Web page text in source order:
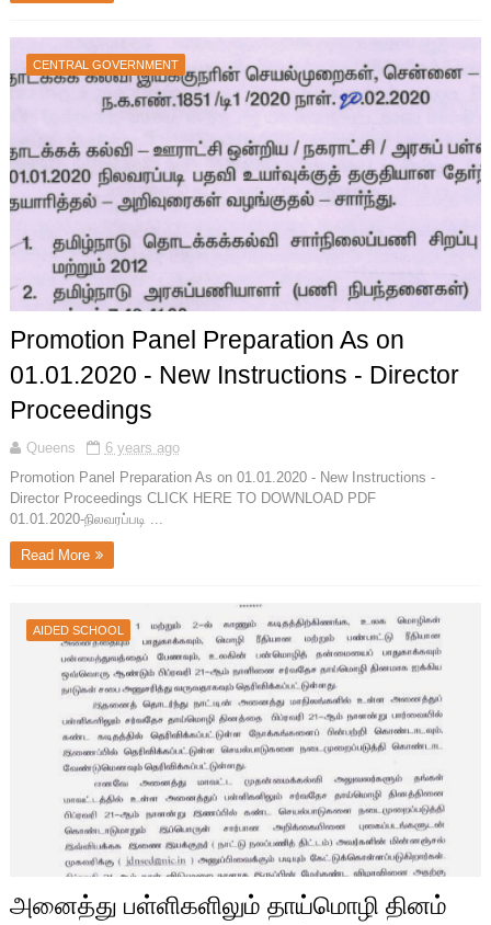
CENTRAL GOVERNMENT
Promotion Panel Preparation As on
01.01.2020 - New Instructions - Director
Proceedings
Queens
6 years ago
Promotion Panel Preparation As on 01.01.2020 - New Instructions -
Director Proceedings CLICK HERE TO DOWNLOAD PDF
01.01.2020-நிலவரப்படி ...
Read More
AIDED SCHOOL
அனைத்து பள்ளிகளிலும் தாய்மொழி தினம்